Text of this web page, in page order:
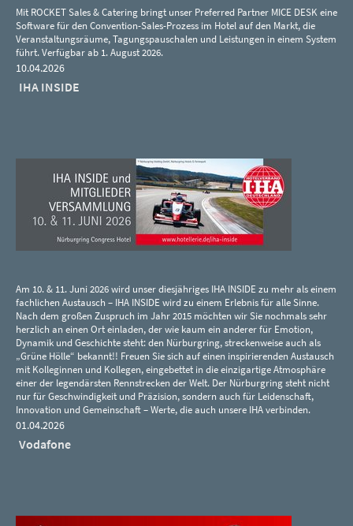
Mit ROCKET Sales & Catering bringt unser Preferred Partner MICE DESK eine
Software für den Convention-Sales-Prozess im Hotel auf den Markt, die
Veranstaltungsräume, Tagungspauschalen und Leistungen in einem System
führt. Verfügbar ab 1. August 2026.
10.04.2026
IHA INSIDE
Am 10. & 11. Juni 2026 wird unser diesjähriges IHA INSIDE zu mehr als einem
fachlichen Austausch – IHA INSIDE wird zu einem Erlebnis für alle Sinne.
Nach dem großen Zuspruch im Jahr 2015 möchten wir Sie nochmals sehr
herzlich an einen Ort einladen, der wie kaum ein anderer für Emotion,
Dynamik und Geschichte steht: den Nürburgring, streckenweise auch als
„Grüne Hölle“ bekannt!! Freuen Sie sich auf einen inspirierenden Austausch
mit Kolleginnen und Kollegen, eingebettet in die einzigartige Atmosphäre
einer der legendärsten Rennstrecken der Welt. Der Nürburgring steht nicht
nur für Geschwindigkeit und Präzision, sondern auch für Leidenschaft,
Innovation und Gemeinschaft – Werte, die auch unsere IHA verbinden.
01.04.2026
Vodafone